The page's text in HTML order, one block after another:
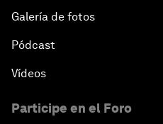
Galería de fotos
Pódcast
Vídeos
Participe en el Foro